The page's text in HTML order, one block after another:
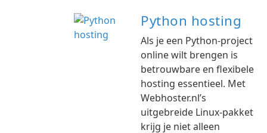
Python hosting
Als je een Python-project
online wilt brengen is
betrouwbare en flexibele
hosting essentieel. Met
Webhoster.nl’s
uitgebreide Linux-pakket
krijg je niet alleen